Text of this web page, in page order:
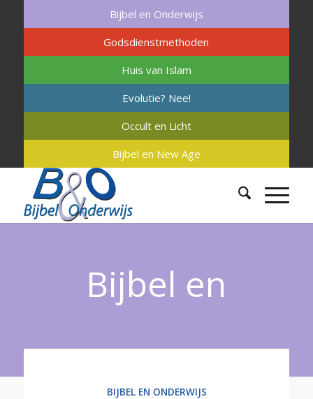
Bijbel en Onderwijs
Godsdienstmethoden
Huis van Islam
Evolutie? Nee!
Occult en Licht
Bijbel en New Age
Bijbel en
Onderwijs
BIJBEL EN ONDERWIJS